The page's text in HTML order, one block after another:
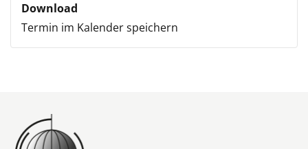
Download
Termin im Kalender speichern